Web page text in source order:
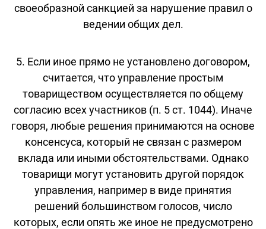
своеобразной санкцией за нарушение правил о
ведении общих дел.
5. Если иное прямо не установлено договором,
считается, что управление простым
товариществом осуществляется по общему
согласию всех участников (п. 5 ст. 1044). Иначе
говоря, любые решения принимаются на основе
консенсуса, который не связан с размером
вклада или иными обстоятельствами. Однако
товарищи могут установить другой порядок
управления, например в виде принятия
решений большинством голосов, число
которых, если опять же иное не предусмотрено